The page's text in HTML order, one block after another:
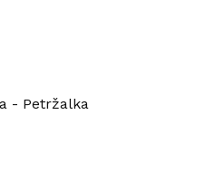
- Petržalka